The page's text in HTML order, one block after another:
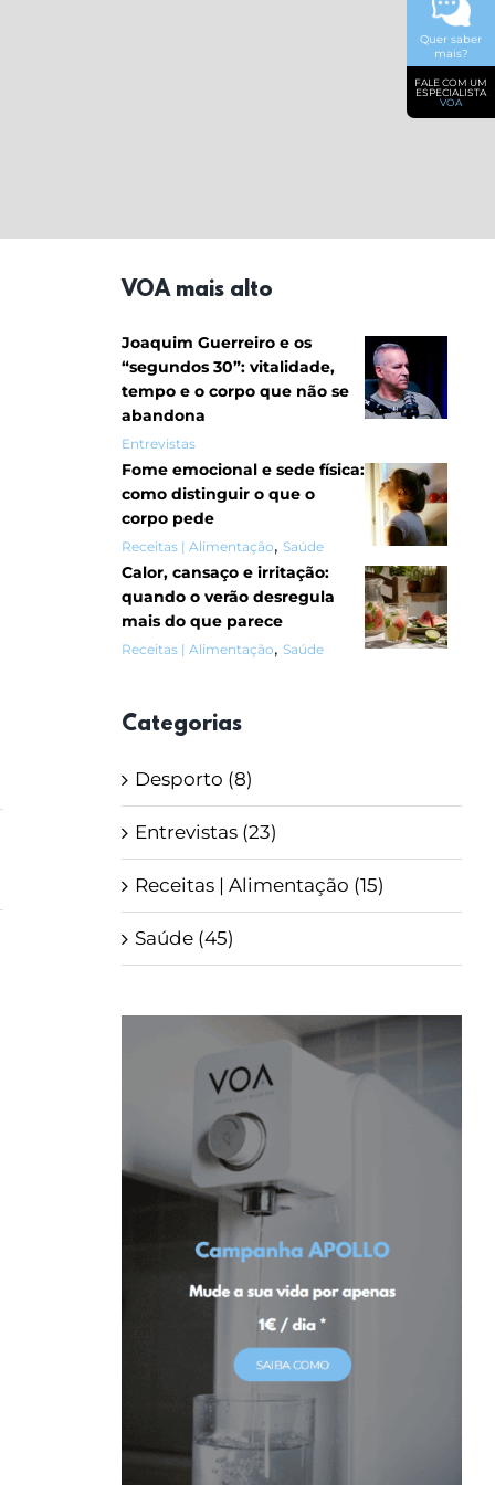
VOA mais alto
Joaquim Guerreiro e os
“segundos 30”: vitalidade,
tempo e o corpo que não se
abandona
Entrevistas
Fome emocional e sede física:
como distinguir o que o
corpo pede
Receitas | Alimentação, Saúde
Calor, cansaço e irritação:
quando o verão desregula
mais do que parece
Receitas | Alimentação, Saúde
Categorias
Desporto (8)
Entrevistas (23)
Receitas | Alimentação (15)
Saúde (45)
Quer saber
mais?
FALE COM UM
ESPECIALISTA
VOA